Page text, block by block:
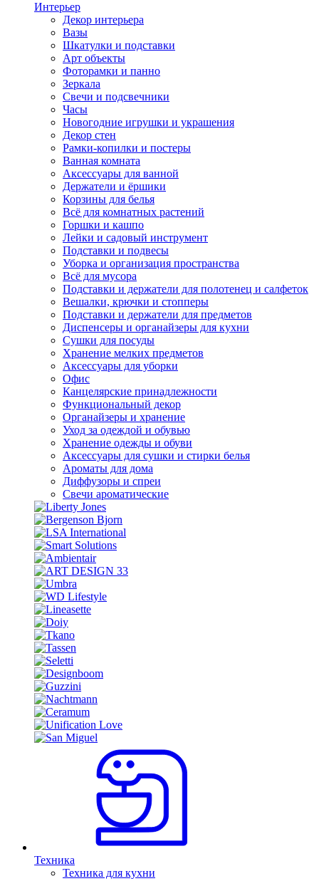
Интерьер
Декор интерьера
Вазы
Шкатулки и подставки
Арт объекты
Фоторамки и панно
Зеркала
Свечи и подсвечники
Часы
Новогодние игрушки и украшения
Декор стен
Рамки-копилки и постеры
Ванная комната
Аксессуары для ванной
Держатели и ёршики
Корзины для белья
Всё для комнатных растений
Горшки и кашпо
Лейки и садовый инструмент
Подставки и подвесы
Уборка и организация пространства
Всё для мусора
Подставки и держатели для полотенец и салфеток
Вешалки, крючки и стопперы
Подставки и держатели для предметов
Диспенсеры и органайзеры для кухни
Сушки для посуды
Хранение мелких предметов
Аксессуары для уборки
Офис
Канцелярские принадлежности
Функциональный декор
Органайзеры и хранение
Уход за одеждой и обувью
Хранение одежды и обуви
Аксессуары для сушки и стирки белья
Ароматы для дома
Диффузоры и спреи
Свечи ароматические
Техника
Техника для кухни